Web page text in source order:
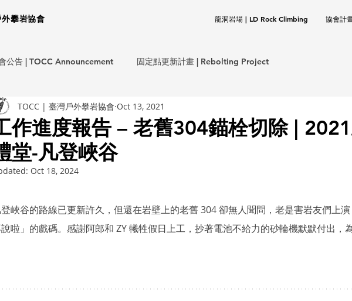
攀岩協會 龍洞岩場 | LD Rock Climbing 協會計
公告 | TOCC Announcement 固定點更新計畫 | Rebolting Project
計畫 | LD EMS Project 意外事件報告 | Incident Report
| ECO Project 環保計畫 | CLEANUP Project
作進度報告 – 老舊304錨栓切除 |
堂-凡登峽谷
TOCC | 臺灣戶外攀岩協會 Oct 13, 2021
Oct 18, 2024
登峽谷的路線已更新許久，但還在岩壁上的老舊 304 卻無人聞問，老是害岩友們上
啦」的戲碼。感謝阿郎和 ZY 犧牲假日上工，抄著電池不給力的砂輪機默默付出，